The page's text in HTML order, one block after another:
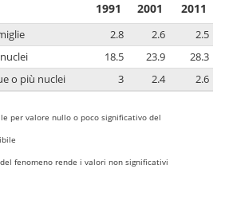
1991 2001 2011
2.8 2.6
2.5
18.5 23.9
28.3
o più nuclei
3 2.4 2.6
per valore nullo o poco significativo del
fenomeno rende i valori non significativi